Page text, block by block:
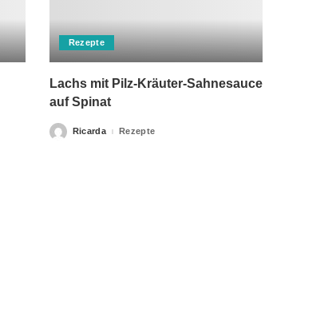
Rezepte
Lachs mit Pilz-Kräuter-Sahnesauce
auf Spinat
PostedRicarda Rezepte